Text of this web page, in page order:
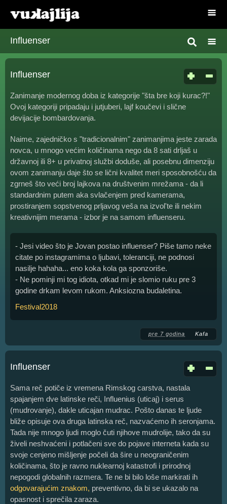
Influenser
Influenser
Zanimanje modernog doba iz kategorije "šta bre koji kurac?!"
Ovoj kategoriji pripadaju i jutjuberi, lajf koučevi i slične
devijacije bombardovanja.
Naime, zajedničko s "tradicionalnim" zanimanjima jeste zarada
novca, u mnogo većim količinama nego da 8 sati drljaš u
državnoj ili 8+ u privatnoj službi doduše, ali posebnu dimenziju
ovom zanimanju daje što se lični kvalitet meri sposobnošću da
zgrneš što veći broj lajkova na društvenim mrežama - da li
standardnim putem aka svlačenjem pred kamerama,
prostiranjem sopstvenog prljavog veša na izvol'te ili nekim
kreativnijim merama - izbor je na samom influenseru.
- Jesi video što je Jovan postao influenser? Piše tamo neke
citate po instagramima o ljubavi, toleranciji, ne podnosi
nasilje hahaha... eno koka kola ga sponzoriše.
- Ne pominji mi tog idiota, otkad mi je slomio ruku pre 3
godine drkam levom rukom. Anksiozna budaletina.
Festival2018
pre 7 godina Kafa
Influenser
Sama reč potiče iz vremena Rimskog carstva, nastala
spajanjem dve latinske reči, Influenius (uticaj) i serus
(mudrovanje), dakle uticajan mudrac. Pošto danas te ljude
bliže opisuje ova druga latinska reč, nazvaćemo ih seronjama.
Tada nije mnogo ljudi moglo čuti njihove mudrolije, tako da su
živeli neshvaćeni i potlačeni sve do pojave interneta kada su
svoje cenjeno mišljenje počeli da šire u neograničenim
količinama, što je ravno nuklearnoj katastrofi i prirodnoj
nepogodi globalnih razmera. Te ne bi bilo loše markirati ih
odgovarajućim znakom, preventivno, da bi se ukazalo na
opasnost i sprečila zaraza.